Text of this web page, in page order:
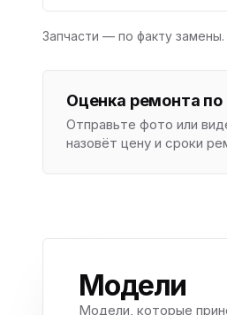
Запчасти — по факту
Оценка ремонта по
Отправьте фото или
назовёт цену и сроки
Модели
Модели, которые